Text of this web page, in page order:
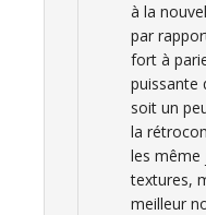
à la
par
fort à
puissante
soit un
la
les même
textures,
meilleur